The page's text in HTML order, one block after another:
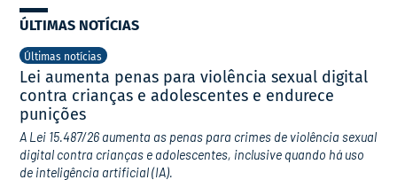
ÚLTIMAS NOTÍCIAS
Últimas notícias
Lei aumenta penas para violência sexual digital
contra crianças e adolescentes e endurece
punições
A Lei 15.487/26 aumenta as penas para crimes de violência sexual
digital contra crianças e adolescentes, inclusive quando há uso
de inteligência artificial (IA).